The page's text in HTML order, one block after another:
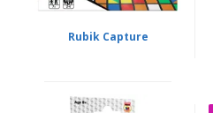
Rubik Capture